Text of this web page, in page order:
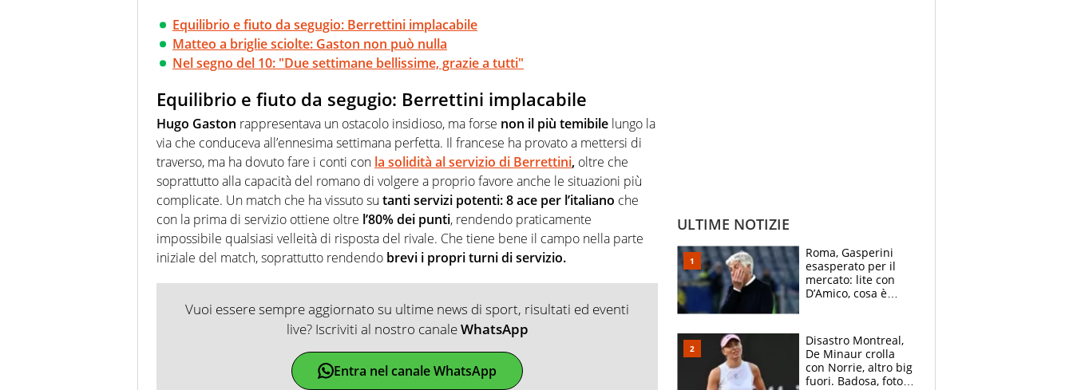
Equilibrio e fiuto da segugio: Berrettini implacabile
Matteo a briglie sciolte: Gaston non può nulla
Nel segno del 10: "Due settimane bellissime, grazie a tutti"
Equilibrio e fiuto da segugio: Berrettini implacabile
Hugo Gaston rappresentava un ostacolo insidioso, ma forse non il più temibile lungo la
via che conduceva all’ennesima settimana perfetta. Il francese ha provato a mettersi di
traverso, ma ha dovuto fare i conti con la solidità al servizio di Berrettini, oltre che
soprattutto alla capacità del romano di volgere a proprio favore anche le situazioni più
complicate. Un match che ha vissuto su tanti servizi potenti: 8 ace per l’italiano che
con la prima di servizio ottiene oltre l’80% dei punti, rendendo praticamente
impossibile qualsiasi velleità di risposta del rivale. Che tiene bene il campo nella parte
iniziale del match, soprattutto rendendo brevi i propri turni di servizio.
Vuoi essere sempre aggiornato su ultime news di sport, risultati ed eventi
live? Iscriviti al nostro canaleWhatsApp
Entra nel canale WhatsApp
ULTIME NOTIZIE
Roma, Gasperini
esasperato per il
mercato: lite con
D’Amico, cosa è
Disastro Montreal,
De Minaur crolla
con Norrie, altro big
fuori. Badosa, foto